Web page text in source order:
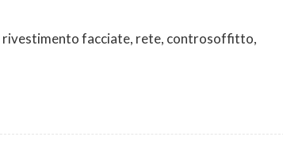
rivestimento facciate, rete, controsoffitto,